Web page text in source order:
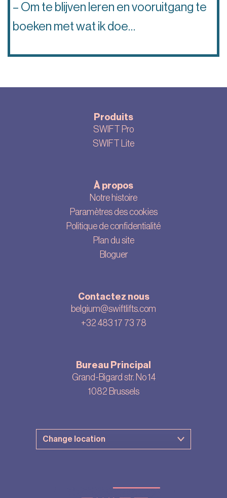
– Om te blijven leren en vooruitgang te
boeken met wat ik doe…
Produits
SWIFT Pro
SWIFT Lite
À propos
Notre histoire
Paramètres des cookies
Politique de confidentialité
Plan du site
Bloguer
Contactez nous
belgium@swiftlifts.com
+32 483 17 73 78
Bureau Principal
Grand-Bigard str. No 14
1082 Brussels